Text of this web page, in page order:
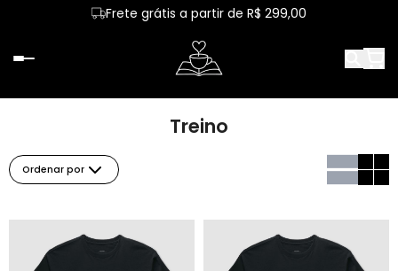
Frete grátis a partir de R$ 299,00
Treino
Ordenar por